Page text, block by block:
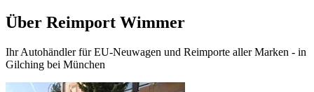
Über Reimport Wimmer
Ihr Autohändler für EU-Neuwagen und Reimporte aller Marken - in
Gilching bei München